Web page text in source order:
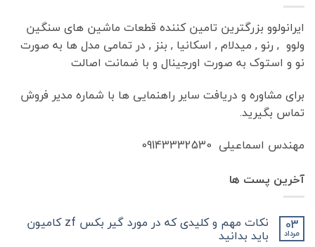
ایرانولوو بزرگترین تامین کننده قطعات ماشین های سنگین
ولوو , رنو , میدلام , اسکانیا , بنز , در تمامی مدل ها به صورت
نو و استوک به صورت اورجینال و با ضمانت اصالت
برای مشاوره و دریافت سایر راهنمایی ها با شماره مدیر فروش
تماس بگیرید.
مهندس اسماعیلی 09143332530
آخرین پست ها
03
مرداد
نکات مهم و کلیدی که در مورد گیر بکس zf کامیون
باید بدانید